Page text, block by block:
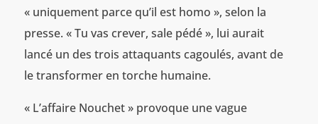
« uniquement parce qu’il est homo », selon la
presse. « Tu vas crever, sale pédé », lui aurait
lancé un des trois attaquants cagoulés, avant de
le transformer en torche humaine.
« L’affaire Nouchet » provoque une vague